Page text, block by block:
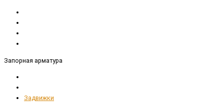
Запорная арматура
Задвижки